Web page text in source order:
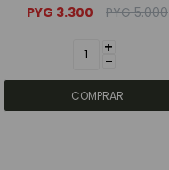
PYG 3.300 PYG 5.000
+
-